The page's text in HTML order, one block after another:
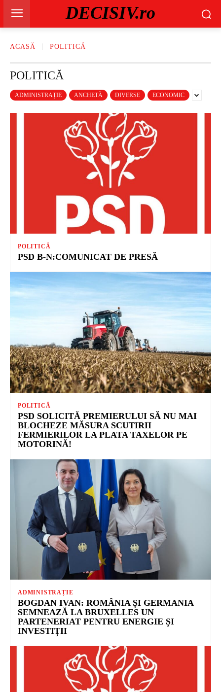
DECISIV.ro
ACASĂ POLITICĂ
POLITICĂ
ADMINISTRAȚIE ANCHETĂ DIVERSE ECONOMIC
POLITICĂ
PSD B-N:COMUNICAT DE PRESĂ
POLITICĂ
PSD SOLICITĂ PREMIERULUI SĂ NU MAI
BLOCHEZE MĂSURA SCUTIRII
FERMIERILOR LA PLATA TAXELOR PE
MOTORINĂ!
ADMINISTRAȚIE
BOGDAN IVAN: ROMÂNIA ȘI GERMANIA
SEMNEAZĂ LA BRUXELLES UN
PARTENERIAT PENTRU ENERGIE ȘI
INVESTIȚII